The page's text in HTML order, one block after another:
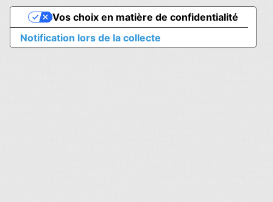
Notification lors de la collecte
Vos choix en matière de confidentialité